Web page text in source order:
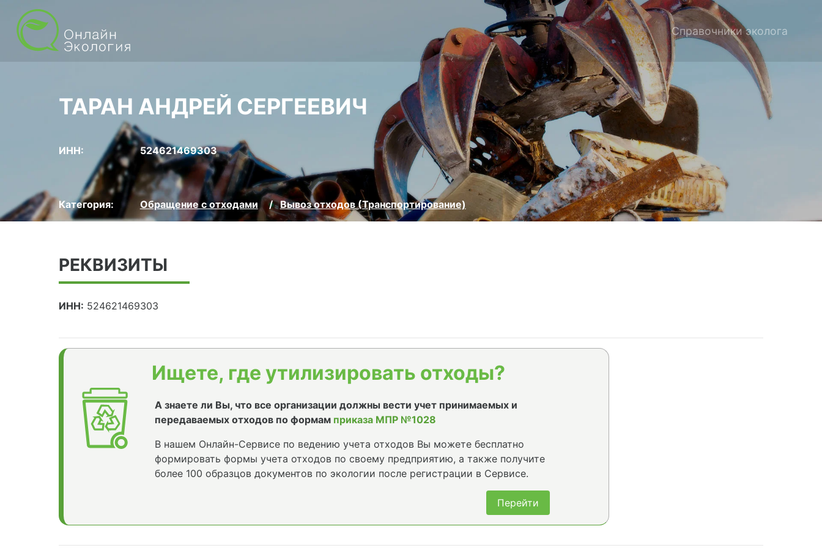
Справочники эколога
ТАРАН АНДРЕЙ СЕРГЕЕВИЧ
ИНН: 524621469303
Категория: Обращение с отходами Вывоз отходов (Транспортирование)
РЕКВИЗИТЫ
ИНН: 524621469303
Ищете, где утилизировать отходы?
А знаете ли Вы, что все организации должны вести учет принимаемых и
передаваемых отходов по формам приказа МПР №1028
В нашем Онлайн-Сервисе по ведению учета отходов Вы можете бесплатно
формировать формы учета отходов по своему предприятию, а также получите
более 100 образцов документов по экологии после регистрации в Сервисе.
Перейти